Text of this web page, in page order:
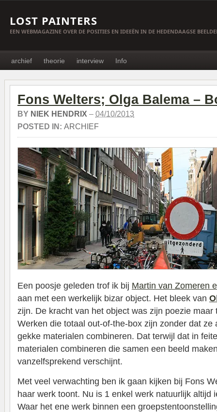
LOST PAINTERS
EEN WEBMAGAZINE OVER DE POSITIES EN IDEEËN IN DE HEDENDAAGSE
archief theorie interview Info
Fons Welters; Olga Balema –
BY NIEK HENDRIX – 04/10/2013
POSTED IN: ARCHIEF
Een poosje geleden trof ik bij Martin van Zomeren
aan met een werkelijk bizar object. Het bleek van
zijn. De kracht van het object was zijn poezie maar
Werken die totaal out-of-the-box zijn zonder dat ze
gekke materialen combineren. Dat terwijl dat in
materialen combineren die samen een beeld
vanzelfsprekend verschijnt.
Met veel verwachting ben ik gaan kijken bij Fons
haar werk toont. Nu is 1 enkel werk natuurlijk altijd
Waar het ene werk binnen een